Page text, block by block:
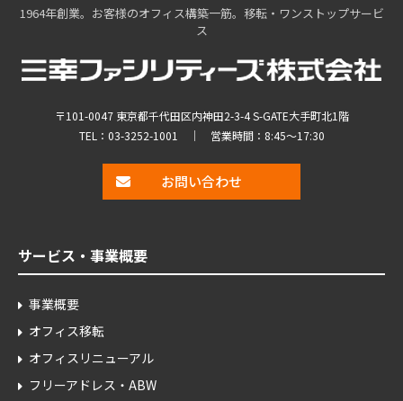
1964年創業。お客様のオフィス構築一筋。移転・ワンストップサービ
ス
〒101-0047 東京都千代田区内神田2-3-4 S-GATE大手町北1階
TEL： 03-3252-1001 ｜ 営業時間：8:45～17:30
お問い合わせ
サービス・事業概要
事業概要
オフィス移転
オフィスリニューアル
フリーアドレス・ABW